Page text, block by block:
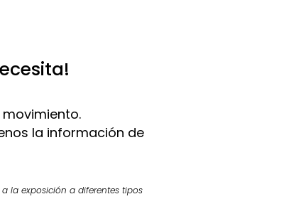
la información de
la exposición a diferentes tipos